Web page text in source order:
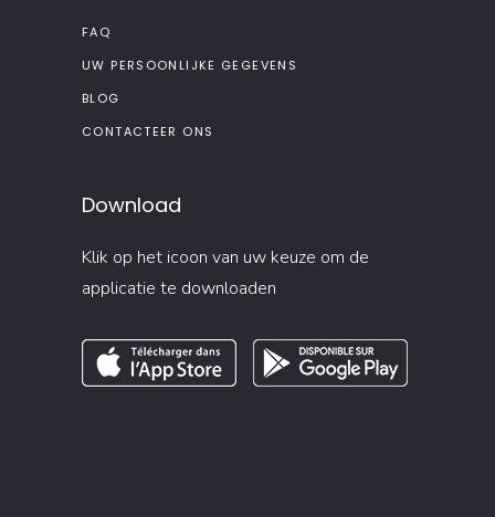
FAQ
UW PERSOONLIJKE GEGEVENS
BLOG
CONTACTEER ONS
Download
Klik op het icoon van uw keuze om de
applicatie te downloaden